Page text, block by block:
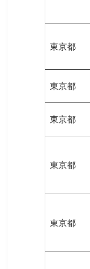
東京都
東京都
東京都
東京都
東京都